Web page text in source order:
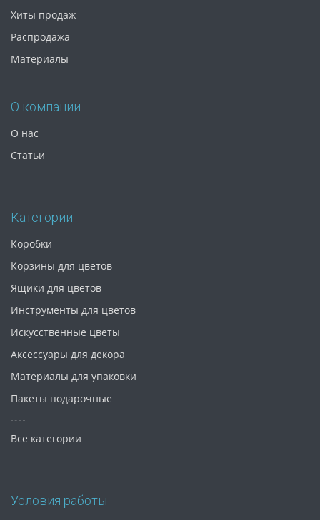
Хиты продаж
Распродажа
Материалы
О компании
О нас
Статьи
Категории
Коробки
Корзины для цветов
Ящики для цветов
Инструменты для цветов
Искусственные цветы
Аксессуары для декора
Материалы для упаковки
Пакеты подарочные
Все категории
Условия работы